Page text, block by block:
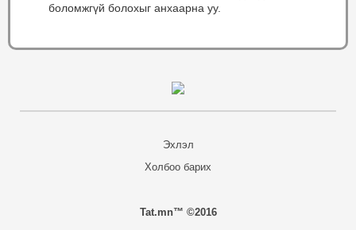
боломжгүй болохыг анхаарна уу.
Эхлэл
Холбоо барих
Tat.mn™ ©2016